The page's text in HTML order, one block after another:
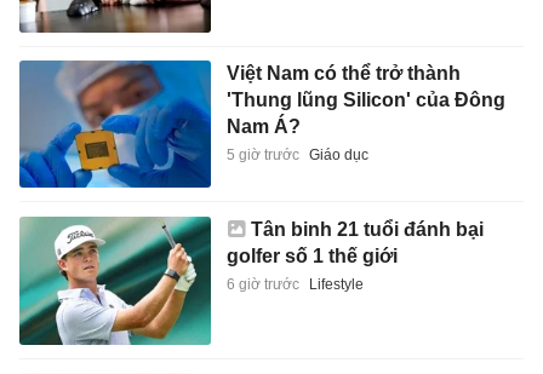
Việt Nam có thể trở thành
'Thung lũng Silicon' của Đông
Nam Á?
5 giờ trước Giáo dục
Tân binh 21 tuổi đánh bại
golfer số 1 thế giới
6 giờ trước Lifestyle